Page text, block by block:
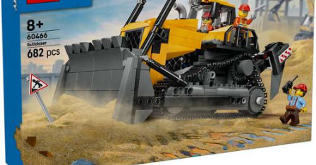
手工藝,文具,蠟筆,泥膠,畫板
娃娃, 芭比,收藏公仔
電子玩具
遊戲及拼圖系列
Play-Doh培樂多
Pokemon寶可夢
playpop
LEGO樂高
12~14歳
14歳以上